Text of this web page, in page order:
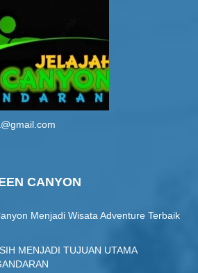
CANYON
Menjadi Wisata Adventure Terbaik
MENJADI TUJUAN UTAMA